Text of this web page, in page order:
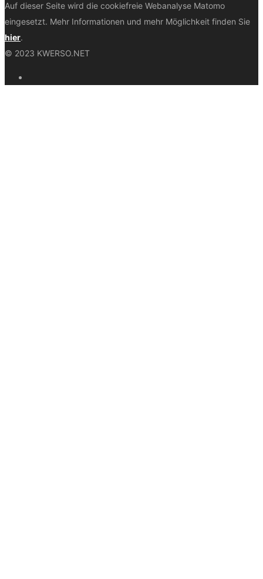
Auf dieser Seite wird die cookiefreie Webanalyse Matomo
eingesetzt. Mehr Informationen und mehr Möglichkeit finden Sie
hier.
© 2023 KWERSO.NET